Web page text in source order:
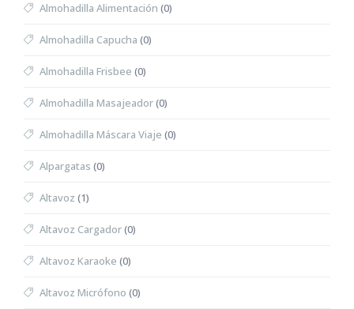
Almohadilla Alimentación (0)
Almohadilla Capucha (0)
Almohadilla Frisbee (0)
Almohadilla Masajeador(0)
Almohadilla Máscara Viaje (0)
Alpargatas (0)
Altavoz (1)
Altavoz Cargador(0)
Altavoz Karaoke (0)
Altavoz Micrófono (0)